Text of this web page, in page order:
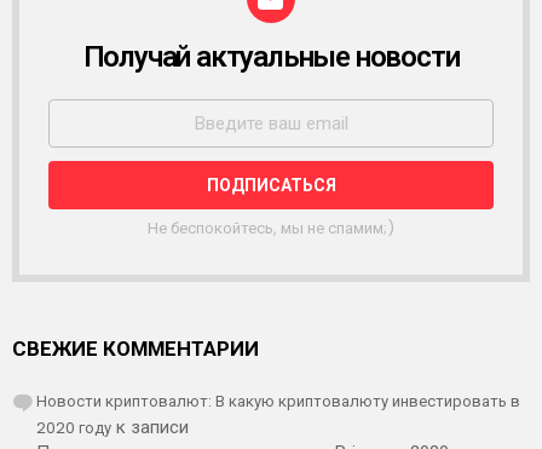
С
Ы
Л
К
Получай актуальные новости
Не беспокойтесь, мы не спамим;)
СВЕЖИЕ КОММЕНТАРИИ
Новости криптовалют: В какую криптовалюту инвестировать в
2020 году к записи